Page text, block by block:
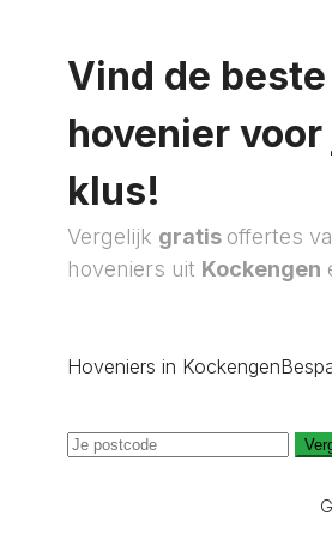
Vind de beste
hovenier
klus!
Vergelijk gratis offertes
hoveniers uit Kockengen
Hoveniers in Kockengen